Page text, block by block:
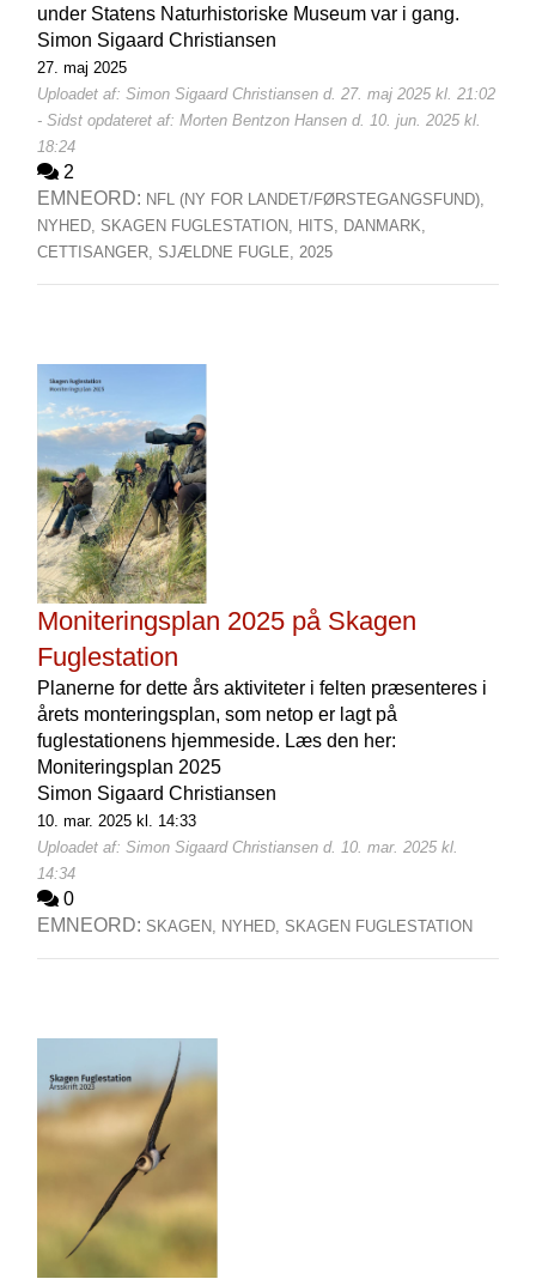
under Statens Naturhistoriske Museum var i gang.
Simon Sigaard Christiansen
27. maj 2025
Uploadet af: Simon Sigaard Christiansen d. 27. maj 2025 kl. 21:02
- Sidst opdateret af: Morten Bentzon Hansen d. 10. jun. 2025 kl.
18:24
2
EMNEORD: NFL (NY FOR LANDET/FØRSTEGANGSFUND),
NYHED, SKAGEN FUGLESTATION, HITS, DANMARK,
CETTISANGER, SJÆLDNE FUGLE, 2025
Moniteringsplan 2025 på Skagen
Fuglestation
Planerne for dette års aktiviteter i felten præsenteres i
årets monteringsplan, som netop er lagt på
fuglestationens hjemmeside. Læs den her:
Moniteringsplan 2025
Simon Sigaard Christiansen
10. mar. 2025 kl. 14:33
Uploadet af: Simon Sigaard Christiansen d. 10. mar. 2025 kl.
14:34
0
EMNEORD: SKAGEN, NYHED, SKAGEN FUGLESTATION